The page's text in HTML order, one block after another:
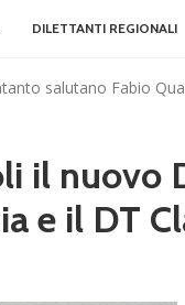
DILETTANTI REGIONALI
salutano Fabio
il nuovo
e il DT